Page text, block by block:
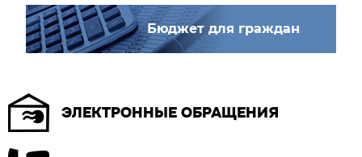
Бюджет для граждан
ЭЛЕКТРОННЫЕ ОБРАЩЕНИЯ